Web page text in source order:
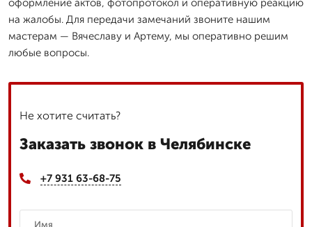
на жалобы. Для передачи замечаний звоните нашим
мастерам — Вячеславу и Артему, мы оперативно решим
любые вопросы.
Не хотите считать?
Заказать звонок в Челябинске
+7 931 63-68-75